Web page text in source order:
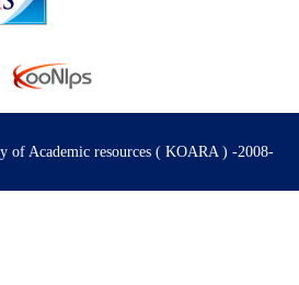
of Academic resources ( KOARA ) -2008-